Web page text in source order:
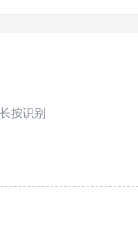
按识别